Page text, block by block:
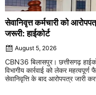
सेवानिवृत्त कर्मचारी को
जरूरी: हाईकोर्ट
August 5, 2026
CBN36 बिलासपुर। छत्तीसगढ़
विभागीय कार्रवाई को लेकर
सेवानिवृत्ति के बाद आरोपपत्र जारी